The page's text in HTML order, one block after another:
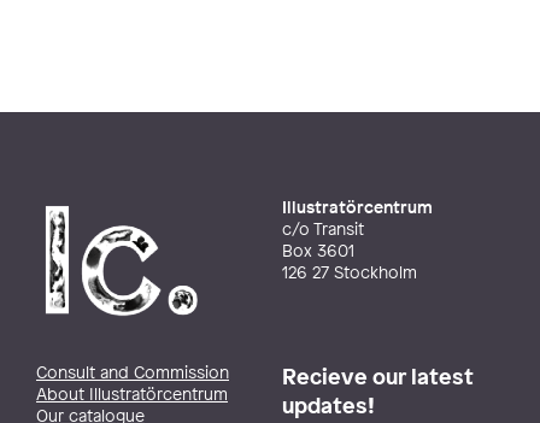
Illustratörcentrum
c/o Transit
Box 3601
126 27 Stockholm
Consult and Commission
About Illustratörcentrum
Our catalogue
Recieve our latest
updates!